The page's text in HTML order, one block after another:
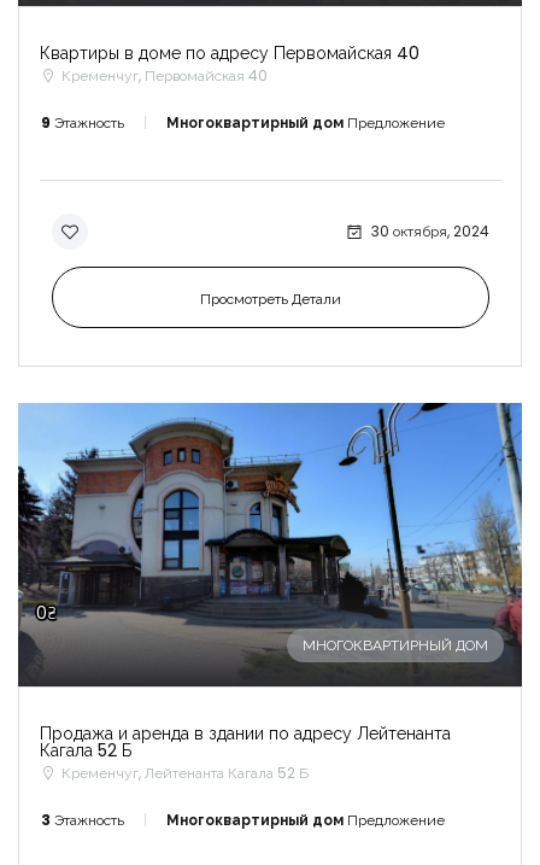
Квартиры в доме по адресу Первомайская 40
Кременчуг, Первомайская 40
9 Этажность Многоквартирный дом Предложение
30 октября, 2024
Просмотреть Детали
0₴
МНОГОКВАРТИРНЫЙ ДОМ
Продажа и аренда в здании по адресу Лейтенанта
Кагала 52 Б
Кременчуг, Лейтенанта Кагала 52 Б
3 Этажность Многоквартирный дом Предложение